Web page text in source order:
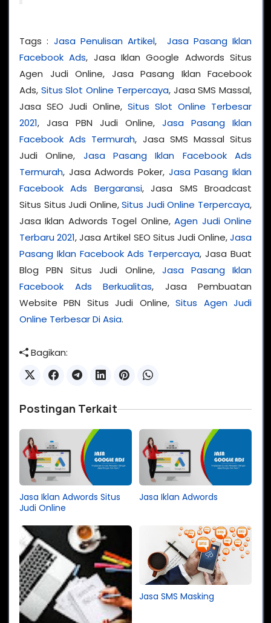
Tags : Jasa Penulisan Artikel, Jasa Pasang Iklan
Facebook Ads, Jasa Iklan Google Adwords Situs
Agen Judi Online, Jasa Pasang Iklan Facebook
Ads, Situs Slot Online Terpercaya, Jasa SMS Massal,
Jasa SEO Judi Online, Situs Slot Online Terbesar
2021, Jasa PBN Judi Online, Jasa Pasang Iklan
Facebook Ads Termurah, Jasa SMS Massal Situs
Judi Online, Jasa Pasang Iklan Facebook Ads
Termurah, Jasa Adwords Poker, Jasa Pasang Iklan
Facebook Ads Bergaransi, Jasa SMS Broadcast
Situs Situs Judi Online,Situs Judi Online Terpercaya,
Jasa Iklan Adwords Togel Online,Agen Judi Online
Terbaru 2021, Jasa Artikel SEO Situs Judi Online,Jasa
Pasang Iklan Facebook Ads Terpercaya, Jasa Buat
Blog PBN Situs Judi Online, Jasa Pasang Iklan
Facebook Ads Berkualitas, Jasa Pembuatan
Website PBN Situs Judi Online,Situs Agen Judi
Online Terbesar Di Asia.
Bagikan:
Postingan Terkait
Jasa Iklan Adwords Situs
Judi Online
Jasa Iklan Adwords
Jasa SMS Masking